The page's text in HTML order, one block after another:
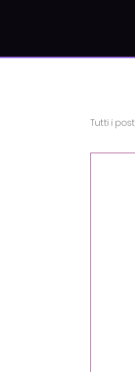
Tutti i post